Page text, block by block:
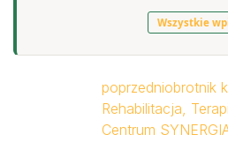
Wszystkie
poprzedniobrotnik
Rehabilitacja,
Centrum